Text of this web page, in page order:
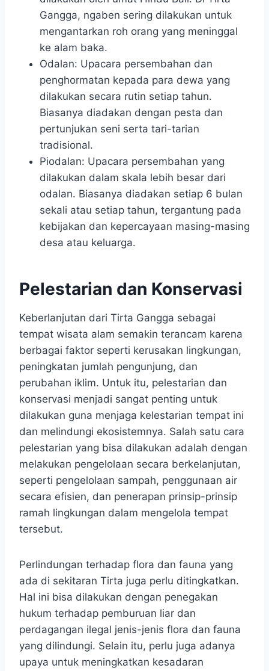
Gangga, ngaben sering dilakukan untuk
mengantarkan roh orang yang meninggal
ke alam baka.
Odalan: Upacara persembahan dan
penghormatan kepada para dewa yang
dilakukan secara rutin setiap tahun.
Biasanya diadakan dengan pesta dan
pertunjukan seni serta tari-tarian
tradisional.
Piodalan: Upacara persembahan yang
dilakukan dalam skala lebih besar dari
odalan. Biasanya diadakan setiap 6 bulan
sekali atau setiap tahun, tergantung pada
kebijakan dan kepercayaan masing-masing
desa atau keluarga.
Pelestarian dan Konservasi
Keberlanjutan dari Tirta Gangga sebagai
tempat wisata alam semakin terancam karena
berbagai faktor seperti kerusakan lingkungan,
peningkatan jumlah pengunjung, dan
perubahan iklim. Untuk itu, pelestarian dan
konservasi menjadi sangat penting untuk
dilakukan guna menjaga kelestarian tempat ini
dan melindungi ekosistemnya. Salah satu cara
pelestarian yang bisa dilakukan adalah dengan
melakukan pengelolaan secara berkelanjutan,
seperti pengelolaan sampah, penggunaan air
secara efisien, dan penerapan prinsip-prinsip
ramah lingkungan dalam mengelola tempat
tersebut.
Perlindungan terhadap flora dan fauna yang
ada di sekitaran Tirta juga perlu ditingkatkan.
Hal ini bisa dilakukan dengan penegakan
hukum terhadap pemburuan liar dan
perdagangan ilegal jenis-jenis flora dan fauna
yang dilindungi. Selain itu, perlu juga adanya
upaya untuk meningkatkan kesadaran